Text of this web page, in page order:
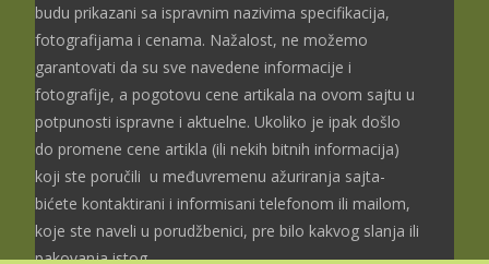
budu prikazani sa ispravnim nazivima specifikacija,
fotografijama i cenama. Nažalost, ne možemo
garantovati da su sve navedene informacije i
fotografije, a pogotovu cene artikala na ovom sajtu u
potpunosti ispravne i aktuelne. Ukoliko je ipak došlo
do promene cene artikla (ili nekih bitnih informacija)
koji ste poručili u međuvremenu ažuriranja sajta-
bićete kontaktirani i informisani telefonom ili mailom,
koje ste naveli u porudžbenici, pre bilo kakvog slanja ili
pakovanja istog.